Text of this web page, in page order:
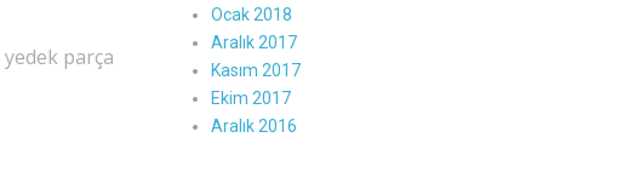
parça
Ocak 2018
Aralık 2017
Kasım 2017
Ekim 2017
Aralık 2016